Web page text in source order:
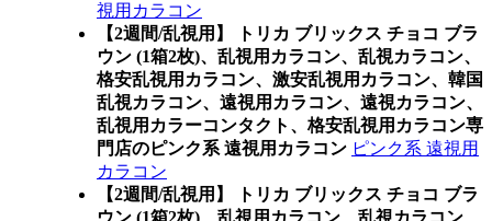
視用カラコン
【2週間/乱視用】 トリカ ブリックス チョコ ブラ
ウン (1箱2枚)、乱視用カラコン、乱視カラコン、
格安乱視用カラコン、激安乱視用カラコン、韓国
乱視カラコン、遠視用カラコン、遠視カラコン、
乱視用カラーコンタクト、格安乱視用カラコン専
門店のピンク系 遠視用カラコン ピンク系 遠視用
カラコン
【2週間/乱視用】 トリカ ブリックス チョコ ブラ
ウン (1箱2枚)、乱視用カラコン、乱視カラコン、